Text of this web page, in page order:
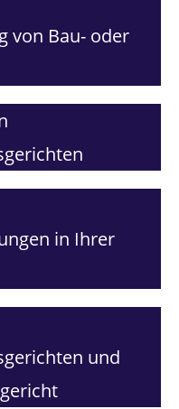
von Bau- oder
in Ihrer
und